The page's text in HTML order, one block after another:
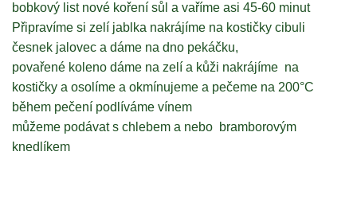
bobkový list nové koření sůl a vaříme asi 45-60 minut
Připravíme si zelí jablka nakrájíme na kostičky cibuli
česnek jalovec a dáme na dno pekáčku,
povařené koleno dáme na zelí a kůži nakrájíme na
kostičky a osolíme a okmínujeme a pečeme na 200°C
během pečení podlíváme vínem
můžeme podávat s chlebem a nebo bramborovým
knedlíkem